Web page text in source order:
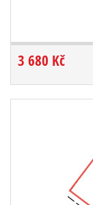
3 680 Kč